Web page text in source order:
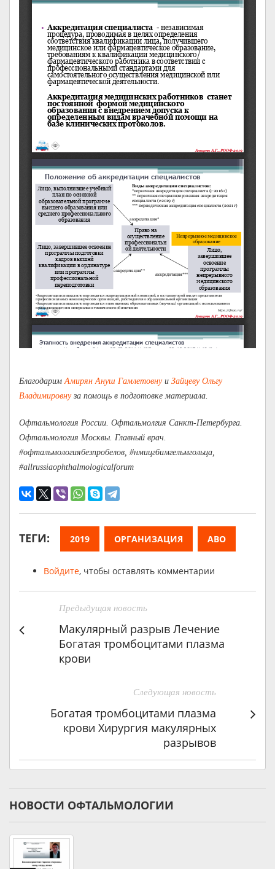
Благодарим Амирян Ануш Гамлетовнуи Зайцеву Ольгу
Владимировнуза помощь в подготовке материала.
Офтальмология России. Офтальмолгия Санкт-Петербурга.
Офтальмология Москвы. Главный врач.
#офтальмологиябезпробелов, #нмицгбимгельмгольца,
#allrussiaophthalmologicalforum
ТЕГИ: 2019 ОРГАНИЗАЦИЯ АВО
Войдите, чтобы оставлять комментарии
Предыдущая новость
Макулярный разрыв Лечение
Богатая тромбоцитами плазма
крови
Следующая новость
Богатая тромбоцитами плазма
крови Хирургия макулярных
разрывов
НОВОСТИ ОФТАЛЬМОЛОГИИ